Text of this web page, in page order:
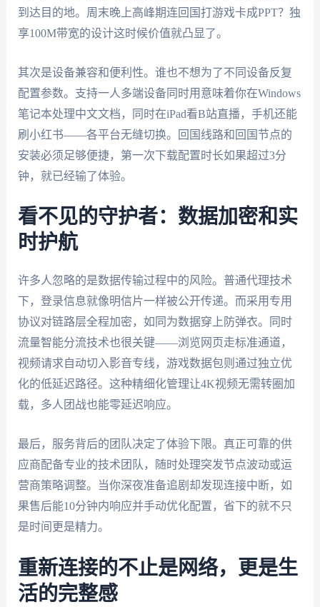
到达目的地。周末晚上高峰期连回国打游戏卡成PPT？独
享100M带宽的设计这时候价值就凸显了。
其次是设备兼容和便利性。谁也不想为了不同设备反复
配置参数。支持一人多端设备同时用意味着你在Windows
笔记本处理中文文档，同时在iPad看B站直播，手机还能
刷小红书——各平台无缝切换。回国线路和回国节点的
安装必须足够便捷，第一次下载配置时长如果超过3分
钟，就已经输了体验。
看不见的守护者：数据加密和实
时护航
许多人忽略的是数据传输过程中的风险。普通代理技术
下，登录信息就像明信片一样被公开传递。而采用专用
协议对链路层全程加密，如同为数据穿上防弹衣。同时
流量智能分流技术也很关键——浏览网页走标准通道，
视频请求自动切入影音专线，游戏数据包则通过独立优
化的低延迟路径。这种精细化管理让4K视频无需转圈加
载，多人团战也能零延迟响应。
最后，服务背后的团队决定了体验下限。真正可靠的供
应商配备专业的技术团队，随时处理突发节点波动或运
营商策略调整。当你深夜准备追剧却发现连接中断，如
果售后能10分钟内响应并手动优化配置，省下的就不只
是时间更是精力。
重新连接的不止是网络，更是生
活的完整感